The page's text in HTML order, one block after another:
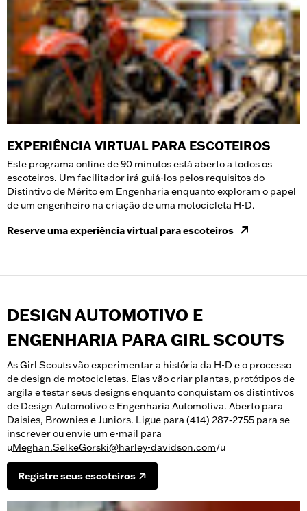
EXPERIÊNCIA VIRTUAL PARA ESCOTEIROS
Este programa online de 90 minutos está aberto a todos os
escoteiros. Um facilitador irá guiá-los pelos requisitos do
Distintivo de Mérito em Engenharia enquanto exploram o papel
de um engenheiro na criação de uma motocicleta H-D.
Reserve uma experiência virtual para escoteiros
DESIGN AUTOMOTIVO E
ENGENHARIA PARA GIRL SCOUTS
As Girl Scouts vão experimentar a história da H-D e o processo
de design de motocicletas. Elas vão criar plantas, protótipos de
argila e testar seus designs enquanto conquistam os distintivos
de Design Automotivo e Engenharia Automotiva. Aberto para
Daisies, Brownies e Juniors. Ligue para (414) 287‑2755 para se
inscrever ou envie um e-mail para
uMeghan.SelkeGorski@harley-davidson.com/u
Registre seus escoteiros